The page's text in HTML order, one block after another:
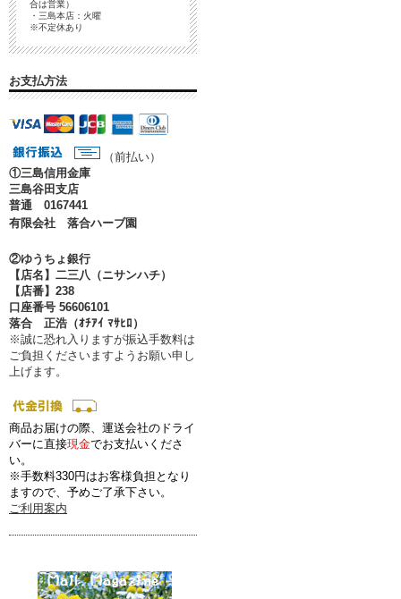
合は営業）
・三島本店：火曜
※不定休あり
お支払方法
（前払い）
①三島信用金庫
三島谷田支店
普通 0167441
有限会社 落合ハーブ園
②ゆうちょ銀行
【店名】二三八（ニサンハチ）
【店番】238
口座番号 56606101
落合 正浩（ｵﾁｱｲ ﾏｻﾋﾛ）
※誠に恐れ入りますが振込手数料は
ご負担くださいますようお願い申し
上げます。
商品お届けの際、運送会社のドライ
バーに直接現金でお支払いくださ
い。
※手数料330円はお客様負担となり
ますので、予めご了承下さい。
ご利用案内